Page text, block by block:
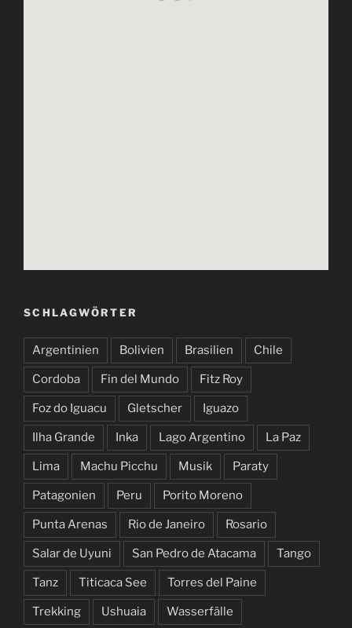
SCHLAGWÖRTER
Argentinien Bolivien Brasilien Chile
Cordoba Fin del Mundo Fitz Roy
Foz do Iguacu Gletscher Iguazo
Ilha Grande Inka Lago Argentino La Paz
Lima Machu Picchu Musik Paraty
Patagonien Peru Porito Moreno
Punta Arenas Rio de Janeiro Rosario
Salar de Uyuni San Pedro de Atacama Tango
Tanz Titicaca See Torres del Paine
Trekking Ushuaia Wasserfälle